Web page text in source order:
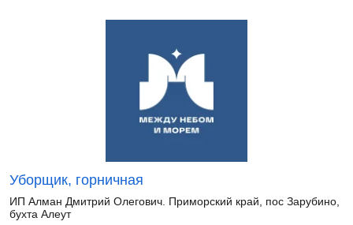
Уборщик, горничная
ИП Алман Дмитрий Олегович. Приморский край, пос Зарубино,
бухта Алеут